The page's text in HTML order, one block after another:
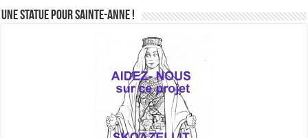
Une statue pour Sainte-Anne !